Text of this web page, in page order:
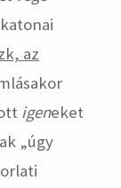
az
igeneket
„úgy